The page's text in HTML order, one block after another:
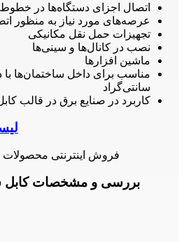
اتصال اجزای دستگاه‌ها در خطوط
عرصه‌های مورد نیاز به‌ منظور
تجهیزات حمل نقل مکانیکی
نصب در کانال‌ها و سینی‌ها
ماشین‌ افزارها
سانتی‌گراد
کاربرد در صنایع برق در قالب
فروش اینترنتی محصولات